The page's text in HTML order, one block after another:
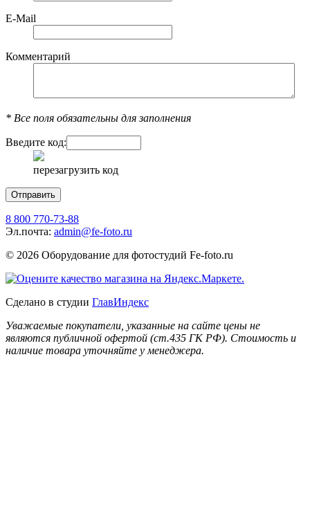
E-Mail
Комментарий
* Все поля обязательны для заполнения
Введите код:
перезагрузить код
8 800 770-73-88
Эл.почта: admin@fe-foto.ru
© 2026 Оборудование для фотостудий Fe-foto.ru
Сделано в студии ГлавИндекс
Уважаемые покупатели, указанные на сайте цены не
являются публичной офертой (ст.435 ГК РФ). Стоимость и
наличие товара уточняйте у менеджера.